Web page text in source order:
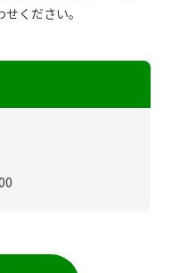
個人情報の保護に関する
ください。